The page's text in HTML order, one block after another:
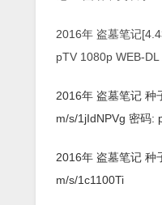
2016年 盗墓笔记
pTV 1080p WEB-
2016年 盗墓笔记 种
m/s/1jIdNPVg 密码:
2016年 盗墓笔记 种
m/s/1c1100Ti